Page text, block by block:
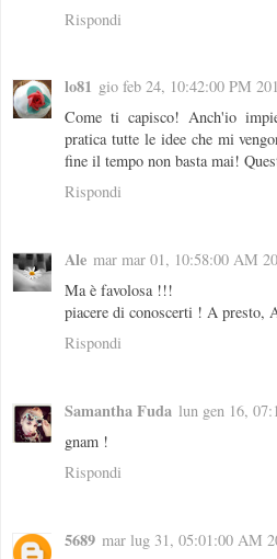
Rispondi
lo81 gio feb 24, 10:42:00 PM
Come ti capisco! Anch'io
pratica tutte le idee che mi
fine il tempo non basta mai!
Rispondi
Ale mar mar 01, 10:58:00 AM
Ma è favolosa !!!
piacere di conoscerti ! A presto,
Rispondi
Samantha Fuda lun gen 16,
gnam !
Rispondi
5689 mar lug 31, 05:01:00 AM